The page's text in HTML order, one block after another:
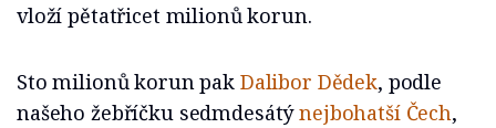
vloží pětatřicet milionů korun.
Sto milionů korun pak Dalibor Dědek, podle
našeho žebříčku sedmdesátýnejbohatší Čech,